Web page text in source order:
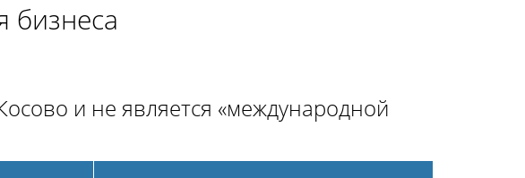
бизнеса
и не является «международной